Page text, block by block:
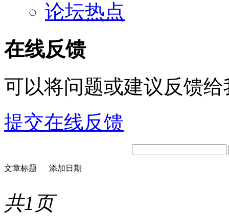
论坛热点
在线反馈
可以将问题或建议反馈给
提交在线反馈
文章标题 添加日期
共1页